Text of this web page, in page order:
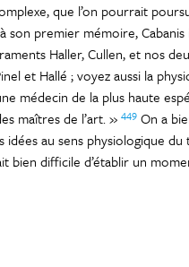
que l’on pourrait
son premier mémoire,
Haller, Cullen, et nos
et Hallé ; voyez aussi la
médecin de la plus haute
maîtres de l’art. » 449 On a
idées au sens physiologique du
bien difficile d’établir un